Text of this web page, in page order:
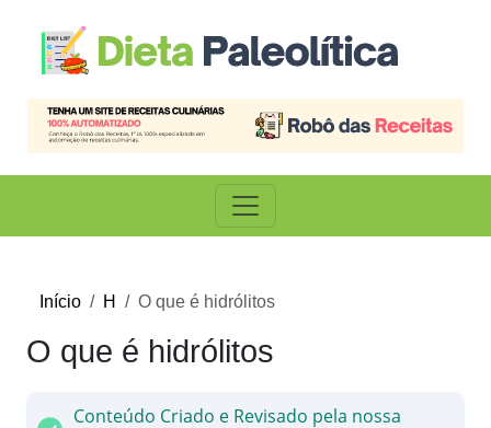
Início H O que é hidrólitos
O que é hidrólitos
Conteúdo Criado e Revisado pela nossa